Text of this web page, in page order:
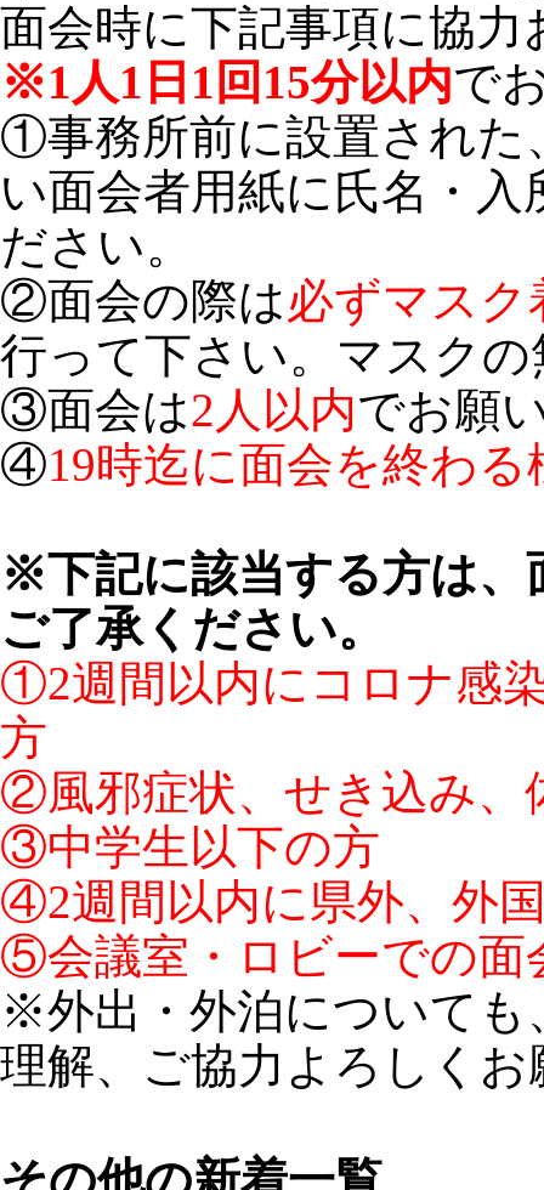
面会時に下記事項に協力
※1人1日1回15分以内で
①事務所前に設置された
い面会者用紙に氏名・
ださい。
②面会の際は必ずマスク
行って下さい。マスク
③面会は2人以内でお願
④19時迄に面会を終わる
※下記に該当する方は、
ご了承ください。
①2週間以内にコロナ感
方
②風邪症状、せき込み、
③中学生以下の方
④2週間以内に県外、外
⑤会議室・ロビーでの面
※外出・外泊についても
理解、ご協力よろしく